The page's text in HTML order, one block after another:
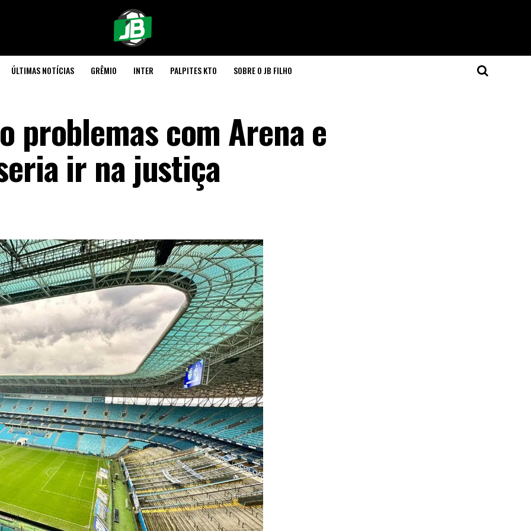
ÚLTIMAS NOTÍCIAS GRÊMIO INTER PALPITES KTO SOBRE O JB FILHO
problemas com Arena e
ir na justiça